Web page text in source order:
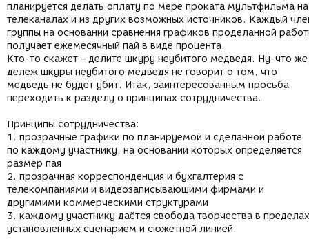
планируется делать оплату по мере проката мультфильма на
телеканалах и из других возможных источников. Каждый
группы на основании сравнения графиков проделанной
получает ежемесячный пай в виде процента.
Кто-то скажет – делите шкуру неубитого медведя. Ну-что
дележ шкуры неубитого медведя не говорит о том, что
медведь не будет убит. Итак, заинтересованным просьба
переходить к разделу о принципах сотрудничества.
Принципы сотрудничества:
1. прозрачные графики по планируемой и сделанной работе
по каждому участнику, на основании которых определяется
размер пая
2. прозрачная корреспонденция и бухгалтерия с
телекомпаниями и видеозаписывающими фирмами и
другимими коммерческими структурами
3. каждому участнику даётся свобода творчества в пределах
установленных сценарием и сюжетной линией.